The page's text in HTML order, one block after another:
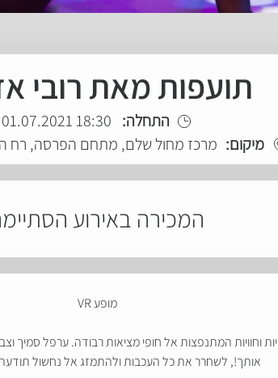
תועפות מאת רובי
התחלה: 18:30 01.07.2021
מיקום: מרכז מחול שלם, מתחם הפרסה, רח הפרסה 3
המכירה באירוע
מופע VR
וחוויות המתנפצות אל חופי מציאות רבודה. ערפל סמיך
אותך!, לשחרר את כל העכבות ולהתמזג אל נחשול